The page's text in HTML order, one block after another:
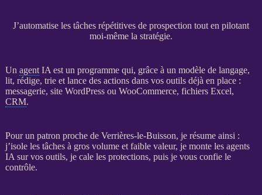
J’automatise les tâches répétitives de prospection tout en pilotant
moi-même la stratégie.
Un agent IA est un programme qui, grâce à un modèle de langage,
lit, rédige, trie et lance des actions dans vos outils déjà en place :
messagerie, site WordPressou WooCommerce, fichiers Excel,
CRM.
Pour un patron proche de Verrières-le-Buisson, je résume ainsi :
j’isole les tâches à gros volume et faible valeur, je monte les agents
IA sur vos outils, je cale les protections, puis je vous confie le
contrôle.